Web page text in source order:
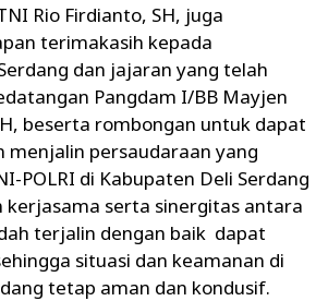
Rio Firdianto, SH, juga
terimakasih kepada
dan jajaran yang telah
Pangdam I/BB Mayjen
beserta rombongan untuk dapat
menjalin persaudaraan yang
POLRI di Kabupaten Deli Serdang
kerjasama serta sinergitas antara
terjalin dengan baik dapat
situasi dan keamanan di
tetap aman dan kondusif.